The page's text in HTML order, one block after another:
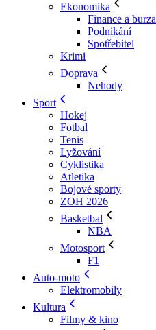
Ekonomika
Finance a burza
Podnikání
Spotřebitel
Krimi
Doprava
Nehody
Sport
Hokej
Fotbal
Tenis
Lyžování
Cyklistika
Atletika
Bojové sporty
ZOH 2026
Basketbal
NBA
Motosport
F1
Auto-moto
Elektromobily
Kultura
Filmy & kino